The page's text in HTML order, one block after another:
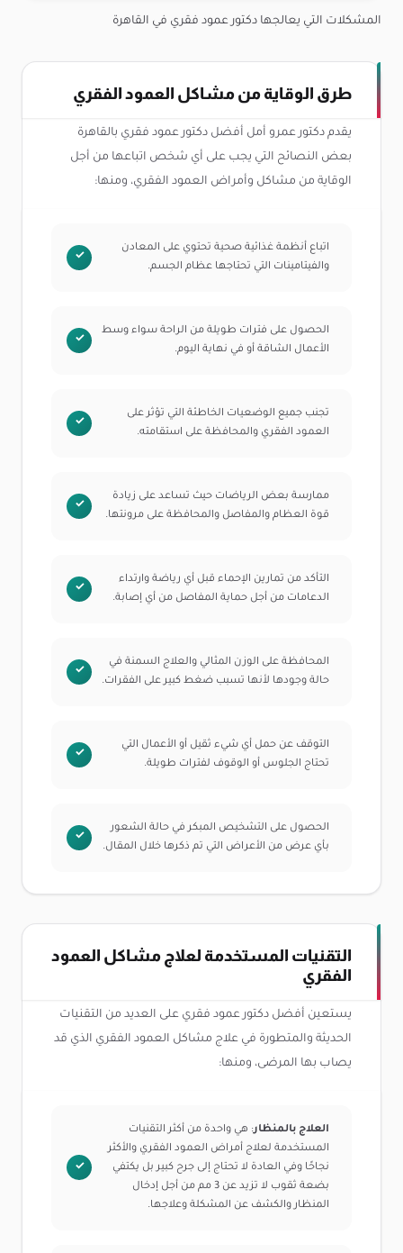
المشكلات التي يعالجها دكتور عمود فقري في القاهرة
طرق الوقاية من مشاكل العمود الفقري
يقدم دكتور عمرو أمل أفضل دكتور عمود فقري بالقاهرة
بعض النصائح التي يجب على أي شخص اتباعها من أجل
الوقاية من مشاكل وأمراض العمود الفقري، ومنها:
اتباع أنظمة غذائية صحية تحتوي على المعادن
والفيتامينات التي تحتاجها عظام الجسم.
الحصول على فترات طويلة من الراحة سواء وسط
الأعمال الشاقة أو في نهاية اليوم.
تجنب جميع الوضعيات الخاطئة التي تؤثر على
العمود الفقري والمحافظة على استقامته.
ممارسة بعض الرياضات حيث تساعد على زيادة
قوة العظام والمفاصل والمحافظة على مرونتها.
التأكد من تمارين الإحماء قبل أي رياضة وارتداء
الدعامات من أجل حماية المفاصل من أي إصابة.
المحافظة على الوزن المثالي والعلاج السمنة في
حالة وجودها لأنها تسبب ضغط كبير على الفقرات.
التوقف عن حمل أي شيء ثقيل أو الأعمال التي
تحتاج الجلوس أو الوقوف لفترات طويلة.
الحصول على التشخيص المبكر في حالة الشعور
بأي عرض من الأعراض التي تم ذكرها خلال المقال.
التقنيات المستخدمة لعلاج مشاكل العمود
الفقري
يستعين أفضل دكتور عمود فقري على العديد من التقنيات
الحديثة والمتطورة في علاج مشاكل العمود الفقري الذي قد
يصاب بها المرضى، ومنها:
العلاج بالمنظار: هي واحدة من أكثر التقنيات
المستخدمة لعلاج أمراض العمود الفقري والأكثر
نجاحًا وفي العادة لا تحتاج إلى جرح كبير بل يكتفي
بضعة ثقوب لا تزيد عن 3 مم من أجل إدخال
المنظار والكشف عن المشكلة وعلاجها.